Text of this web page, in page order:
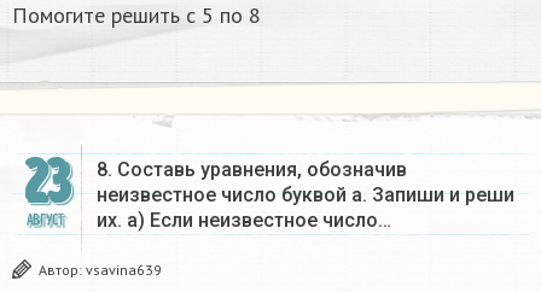
Помогите решить с 5 по 8
23
АВГУСТ
8. Составь уравнения, обозначив
неизвестное число буквой а. Запиши и реши
их. а) Если неизвестное число…
Автор: vsavina639